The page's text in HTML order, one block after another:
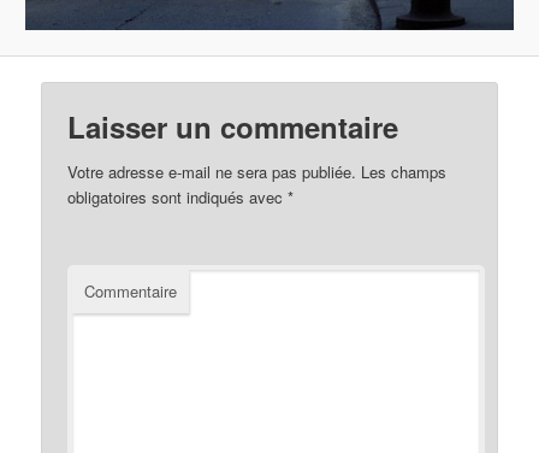
Laisser un commentaire
Votre adresse e-mail ne sera pas publiée. Les champs
obligatoires sont indiqués avec*
Commentaire